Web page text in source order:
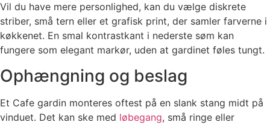
Vil du have mere personlighed, kan du vælge diskrete
striber, små tern eller et grafisk print, der samler farverne i
køkkenet. En smal kontrastkant i nederste søm kan
fungere som elegant markør, uden at gardinet føles tungt.
Ophængning og beslag
Et Cafe gardin monteres oftest på en slank stang midt på
vinduet. Det kan ske med løbegang, små ringe eller